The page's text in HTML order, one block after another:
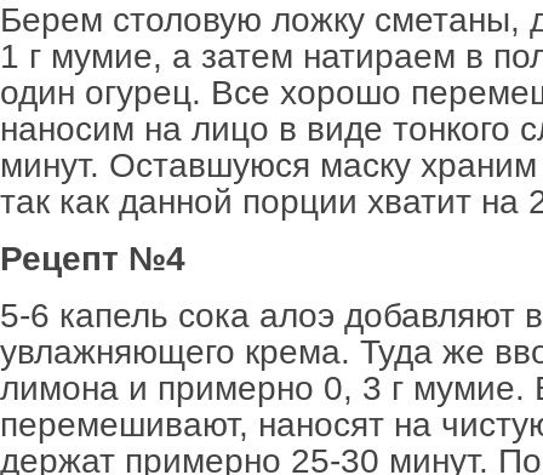
Берем столовую ложку сметаны,
1 г мумие, а затем натираем в
один огурец. Все хорошо
наносим на лицо в виде тонкого
минут. Оставшуюся маску
так как данной порции хватит на
Рецепт №4
5-6 капель сока алоэ добавляют
увлажняющего крема. Туда же
лимона и примерно 0, 3 г мумие.
перемешивают, наносят на
держат примерно 25-30 минут.